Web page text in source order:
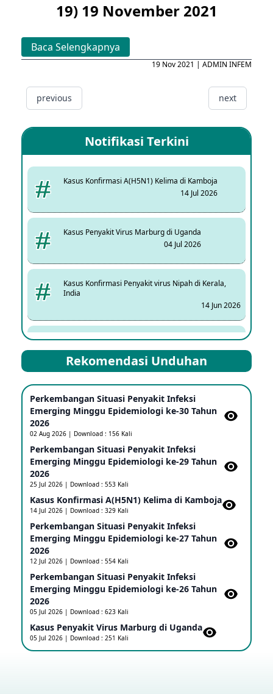
19) 19 November 2021
Baca Selengkapnya
19 Nov 2021 | ADMIN INFEM
previous next
Notifikasi Terkini
Kasus Konfirmasi A(H5N1) Kelima di Kamboja
14 Jul 2026
Kasus Penyakit Virus Marburg di Uganda
04 Jul 2026
Kasus Konfirmasi Penyakit virus Nipah di Kerala,
India
14 Jun 2026
Kasus Dicurigai Penyakit virus Nipah di Kerala, India
12 Jun 2026
25 May 2026
23 May 2026
dan Uganda Sebagai PHEIC
Update Penyakit Virus Hanta Tipe HPS di Kapal
Rekomendasi Unduhan
Perkembangan Situasi Penyakit Infeksi
Emerging Minggu Epidemiologi ke-30 Tahun
2026
02 Aug 2026 | Download : 156 Kali
Perkembangan Situasi Penyakit Infeksi
Emerging Minggu Epidemiologi ke-29 Tahun
2026
25 Jul 2026 | Download : 553 Kali
Kasus Konfirmasi A(H5N1) Kelima di Kamboja​
14 Jul 2026 | Download : 329 Kali
Perkembangan Situasi Penyakit Infeksi
Emerging Minggu Epidemiologi ke-27 Tahun
2026
12 Jul 2026 | Download : 554 Kali
Perkembangan Situasi Penyakit Infeksi
Emerging Minggu Epidemiologi ke-26 Tahun
2026
05 Jul 2026 | Download : 623 Kali
Kasus Penyakit Virus Marburg di Uganda
05 Jul 2026 | Download : 251 Kali